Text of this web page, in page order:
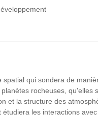
spatial qui sondera de
rocheuses, qu'elles
et la structure des
les interactions avec